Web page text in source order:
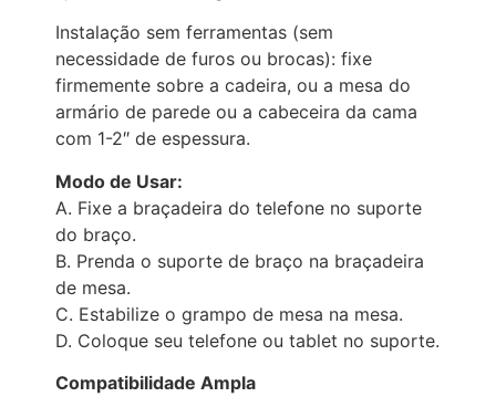
Instalação sem ferramentas (sem
necessidade de furos ou brocas): fixe
firmemente sobre a cadeira, ou a mesa do
armário de parede ou a cabeceira da cama
com 1-2″ de espessura.
Modo de Usar:
A. Fixe a braçadeira do telefone no suporte
do braço.
B. Prenda o suporte de braço na braçadeira
de mesa.
C. Estabilize o grampo de mesa na mesa.
D. Coloque seu telefone ou tablet no suporte.
Compatibilidade Ampla